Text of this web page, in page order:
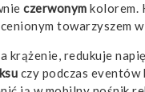
czerwonym kolorem.
towarzyszem
redukuje
czy podczas